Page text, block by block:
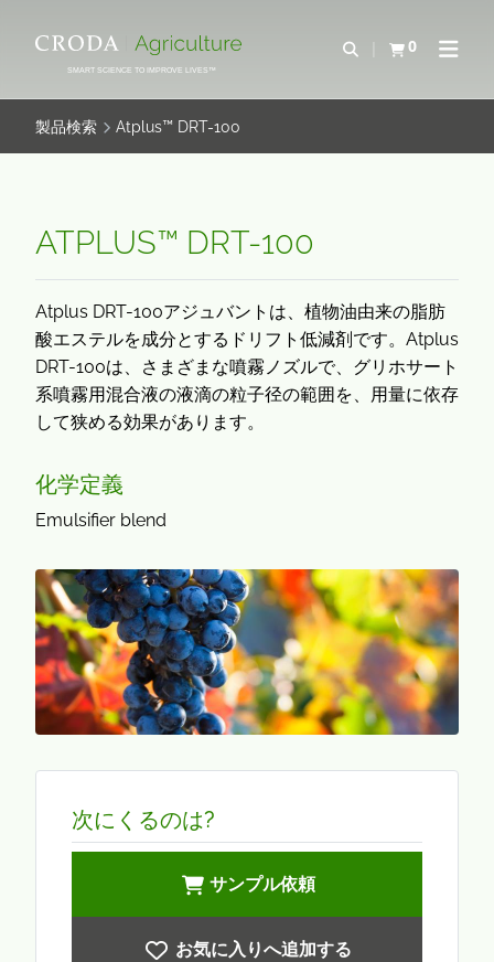
ン
を
ー
ス
SMART SCIENCE TO IMPROVE LIVES™
検索を開く
0
カートを確認す
ナビ
製品検索 Atplus™ DRT-100
ATPLUS™ DRT-100
Atplus DRT-100アジュバントは、植物油由来の脂肪
酸エステルを成分とするドリフト低減剤です。Atplus
DRT-100は、さまざまな噴霧ノズルで、グリホサート
系噴霧用混合液の液滴の粒子径の範囲を、用量に依存
して狭める効果があります。
化学定義
Emulsifier blend
次にくるのは?
サンプル依頼
お気に入りへ追加する